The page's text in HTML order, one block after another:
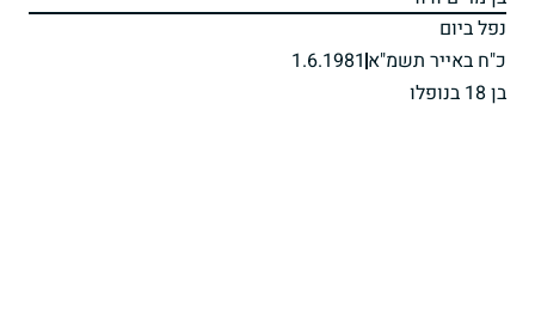
נפל ביום
כ"ח באייר תשמ"א 1.6.1981
בן 18 בנופלו